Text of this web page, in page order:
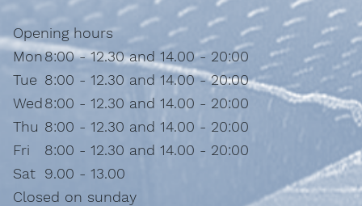
Opening hours
Mon8:00 - 12.30 and 14.00 - 20:00
Tue 8:00 - 12.30 and 14.00 - 20:00
Wed8:00 - 12.30 and 14.00 - 20:00
Thu 8:00 - 12.30 and 14.00 - 20:00
Fri
8:00 - 12.30 and 14.00 - 20:00
Sat 9.00 - 13.00
Closed on sunday